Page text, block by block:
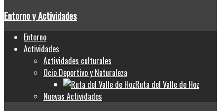
Entorno y Actividades
Entorno
Actividades
Actividades culturales
Ocio Deportivo y Naturaleza
Ruta del Valle de Hoz
Nuevas Actividades